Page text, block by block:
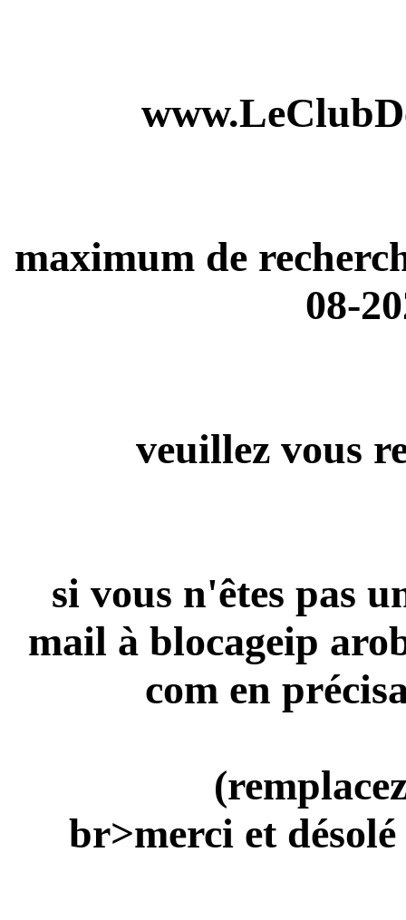
maximum de
08-
veuillez vous
si vous n'êtes pas
mail à blocageip
com en
br>merci et